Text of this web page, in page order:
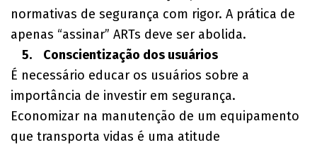
normativas de segurança com rigor. A prática de
apenas “assinar” ARTs deve ser abolida.
5. Conscientização dos usuários
É necessário educar os usuários sobre a
importância de investir em segurança.
Economizar na manutenção de um equipamento
que transporta vidas é uma atitude